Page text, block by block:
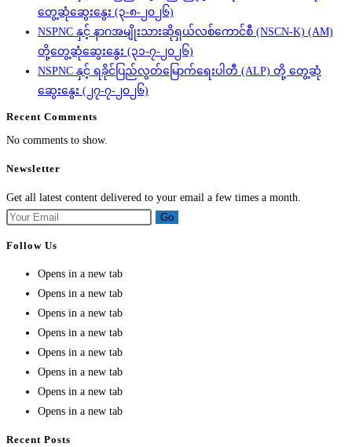
တွေ့ဆုံဆွေးနွေး (၃-၈-၂၀၂၆)
NSPNC နှင့် နာဂအမျိုးသားဆိုရှယ်လစ်ကောင်စီ (NSCN-K) (AM)
တို့တွေ့ဆုံဆွေးနွေး (၃၁-၇-၂၀၂၆)
NSPNC နှင့် ရခိုင်ပြည်လွတ်မြောက်ရေးပါတီ (ALP) တို့ တွေ့ဆုံ
ဆွေးနွေး (၂၇-၇-၂၀၂၆)
Recent Comments
No comments to show.
Newsletter
Get all latest content delivered to your email a few times a month.
Go
Follow Us
Opens in a new tab
Opens in a new tab
Opens in a new tab
Opens in a new tab
Opens in a new tab
Opens in a new tab
Opens in a new tab
Opens in a new tab
Recent Posts